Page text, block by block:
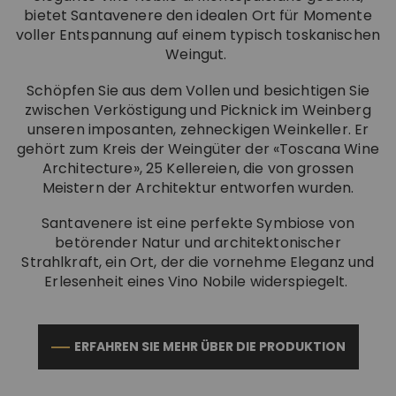
KOSMETIK
IM CHIANTI CLASSICO
Weingut La Madonnina
bietet Santavenere den idealen Ort für Momente
voller Entspannung auf einem typisch toskanischen
Weingut.
Schöpfen Sie aus dem Vollen und besichtigen Sie
zwischen Verköstigung und Picknick im Weinberg
unseren imposanten, zehneckigen Weinkeller. Er
gehört zum Kreis der Weingüter der «Toscana Wine
Architecture», 25 Kellereien, die von grossen
Meistern der Architektur entworfen wurden.
Santavenere ist eine perfekte Symbiose von
betörender Natur und architektonischer
Strahlkraft, ein Ort, der die vornehme Eleganz und
Erlesenheit eines Vino Nobile widerspiegelt.
ERFAHREN SIE MEHR ÜBER DIE PRODUKTION